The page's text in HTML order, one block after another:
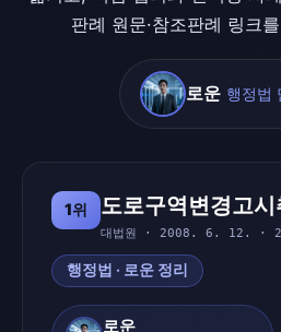
판례 원문·참조판례 링크
로운 행정법
1위 도로구역변경고시
대법원 · 2008. 6. 12. ·
행정법 · 로운 정리
로운